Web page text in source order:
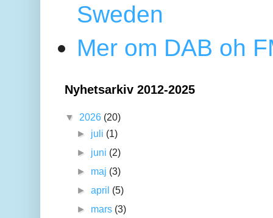
Sweden
Mer om DAB oh
Nyhetsarkiv 2012-2025
▼ 2026 (20)
► juli (1)
► juni (2)
► maj (3)
►april (5)
► mars (3)